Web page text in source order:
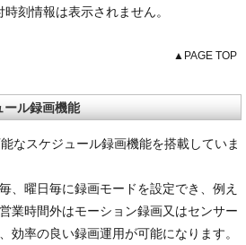
刻情報は表示されません。
▲PAGE TOP
ール録画機能
なスケジュール録画機能を搭載していま
、曜日毎に録画モードを設定でき、例え
業時間外はモーション録画又はセンサー
効率の良い録画運用が可能になります。